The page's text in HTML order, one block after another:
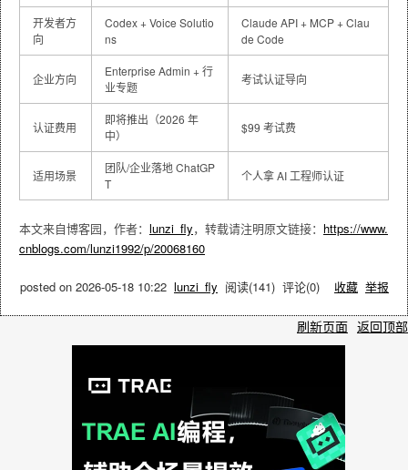
开发者方
向
Codex + Voice Solutio
ns
Claude API + MCP + Clau
de Code
企业方向
Enterprise Admin + 行
业专题
考试认证导向
认证费用
即将推出（2026 年
中）
$99 考试费
适用场景
团队/企业落地 ChatGP
T
个人拿 AI 工程师认证
本文来自博客园，作者： lunzi_fly，转载请注明原文链接： https://www.
cnblogs.com/lunzi1992/p/20068160
posted on 2026-05-18 10:22 lunzi_fly 阅读(141) 评论(0) 收藏 举报
刷新页面 返回顶部